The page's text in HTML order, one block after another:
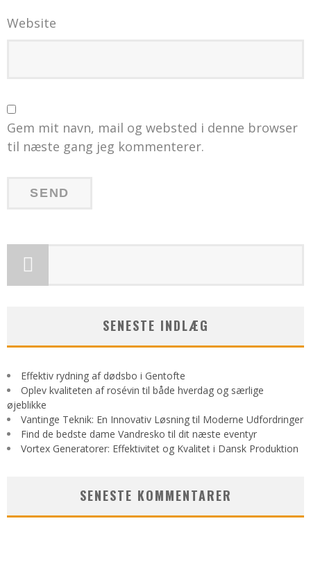
Website
Gem mit navn, mail og websted i denne browser
til næste gang jeg kommenterer.
SENESTE INDLÆG
Effektiv rydning af dødsbo i Gentofte
Oplev kvaliteten af rosévin til både hverdag og særlige
øjeblikke
Vantinge Teknik: En Innovativ Løsning til Moderne Udfordringer
Find de bedste dame Vandresko til dit næste eventyr
Vortex Generatorer: Effektivitet og Kvalitet i Dansk Produktion
SENESTE KOMMENTARER